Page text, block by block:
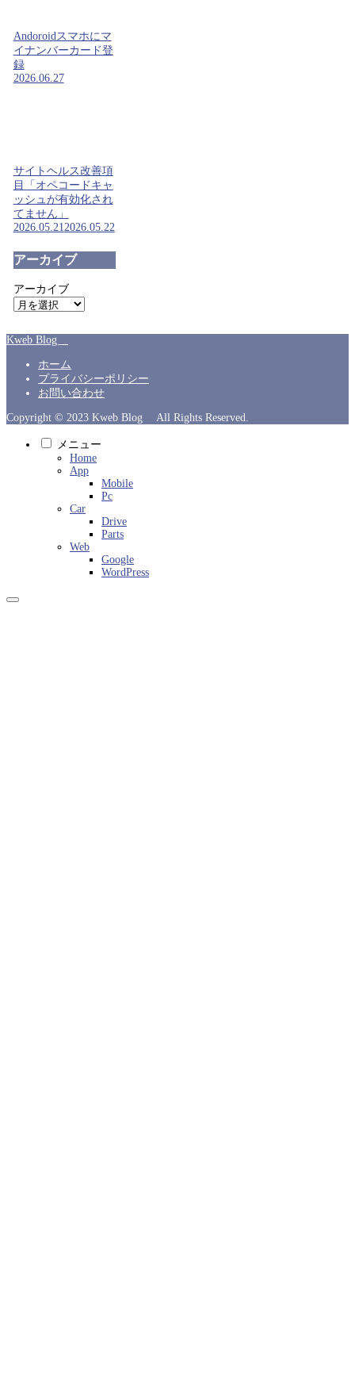
Andoroidスマホにマ
イナンバーカード登
録
2026.06.27
サイトヘルス改善項
目「オペコードキャ
ッシュが有効化され
てません」
2026.05.21 2026.05.22
アーカイブ
アーカイブ
Kweb Blog
ホーム
プライバシーポリシー
お問い合わせ
Copyright © 2023 Kweb Blog All Rights Reserved.
メニュー
Home
App
Mobile
Pc
Car
Drive
Parts
Web
Google
WordPress